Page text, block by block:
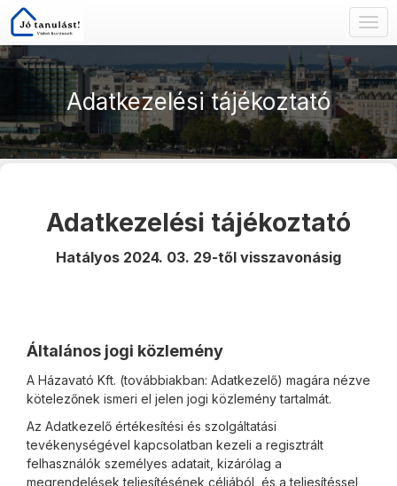
Adatkezelési tájékoztató
Adatkezelési tájékoztató
Hatályos 2024. 03. 29-től visszavonásig
Általános jogi közlemény
A Házavató Kft. (továbbiakban: Adatkezelő) magára nézve
kötelezőnek ismeri el jelen jogi közlemény tartalmát.
Az Adatkezelő értékesítési és szolgáltatási
tevékenységével kapcsolatban kezeli a regisztrált
felhasználók személyes adatait, kizárólag a
megrendelések teljesítésének céljából, és a teljesítéssel